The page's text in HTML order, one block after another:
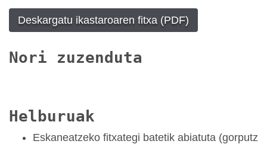
Deskargatu ikastaroaren fitxa (PDF)
Nori zuzenduta
Helburuak
Eskaneatzeko fitxategi batetik abiatuta (gorputz